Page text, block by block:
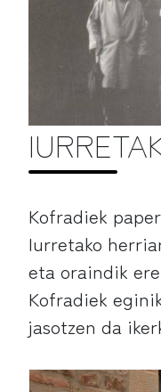
Kofradiek
Iurretako
eta oraindik
Kofradiek
jasotzen da